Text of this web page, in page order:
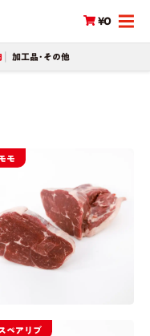
¥0
加工品･その他
モ
ペアリブ